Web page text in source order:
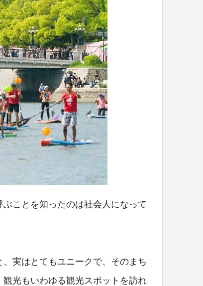
ことを知ったのは社会人になって
実はとてもユニークで、そのまち
光もいわゆる観光スポットを訪れ